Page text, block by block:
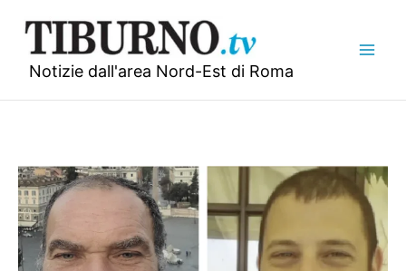
contenuto
Notizie dall'area Nord-Est di Roma